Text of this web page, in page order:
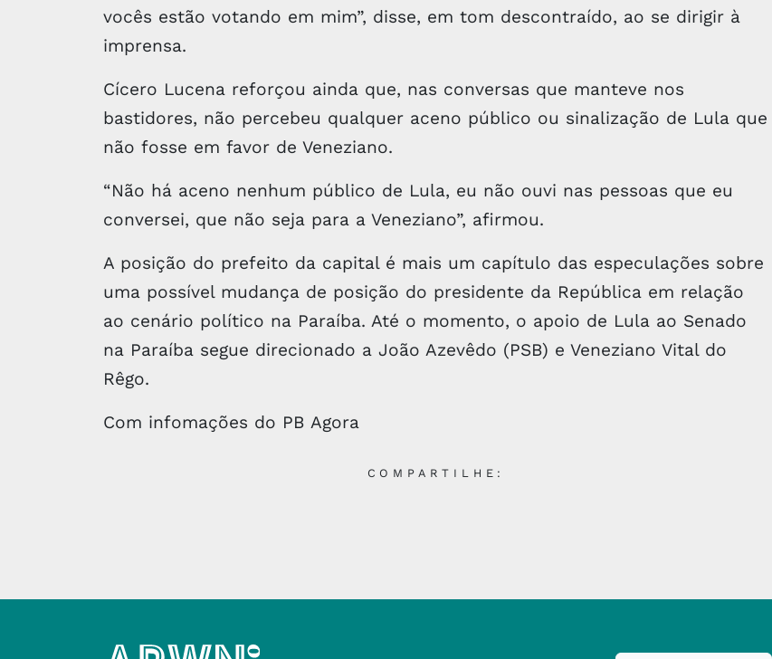
vocês estão votando em mim”, disse, em tom descontraído, ao se dirigir à
imprensa.
Cícero Lucena reforçou ainda que, nas conversas que manteve nos
bastidores, não percebeu qualquer aceno público ou sinalização de Lula que
não fosse em favor de Veneziano.
“Não há aceno nenhum público de Lula, eu não ouvi nas pessoas que eu
conversei, que não seja para a Veneziano”, afirmou.
A posição do prefeito da capital é mais um capítulo das especulações sobre
uma possível mudança de posição do presidente da República em relação
ao cenário político na Paraíba. Até o momento, o apoio de Lula ao Senado
na Paraíba segue direcionado a João Azevêdo (PSB) e Veneziano Vital do
Rêgo.
Com infomações do PB Agora
COMPARTILHE: